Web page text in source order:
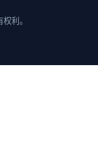
利。